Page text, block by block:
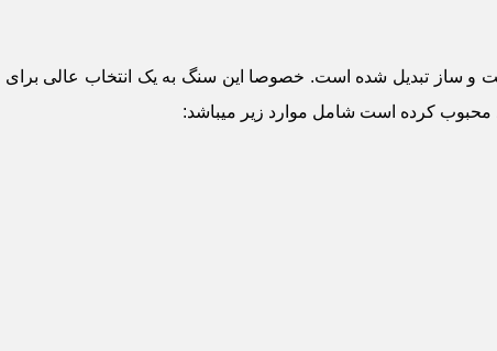
و ساز تبدیل شده است. خصوصا این سنگ به یک انتخاب عالی برای
محبوب کرده است شامل موارد زیر میباشد: